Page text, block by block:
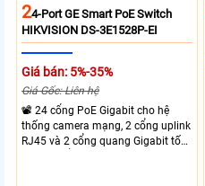
24-Port GE Smart PoE Switch
HIKVISION DS-3E1528P-EI
Giá bán: 5%-35%
Giá Gốc: Liên hệ
📽 24 cổng PoE Gigabit cho hệ
thống camera mạng, 2 cổng uplink
RJ45 và 2 cổng quang Gigabit tốc